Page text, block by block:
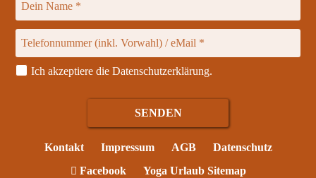
Ich akzeptiere dieDatenschutzerklärung.
Kontakt Impressum AGB
Datenschutz
Facebook
Yoga Urlaub Sitemap